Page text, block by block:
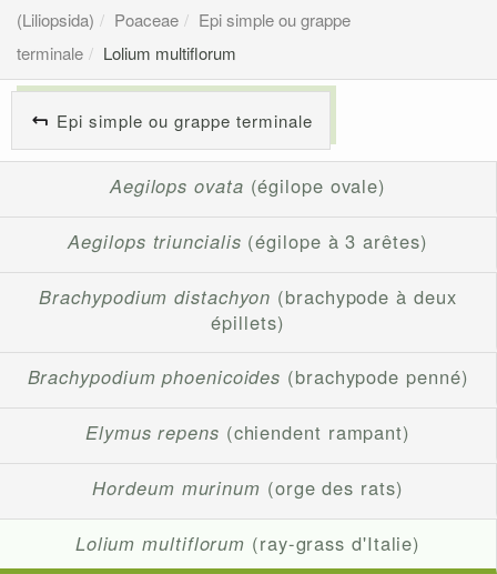
(Liliopsida)
Poaceae
Epi simple ou grappe
terminale
Lolium multiflorum
Epi simple ou grappe terminale
Aegilops ovata (égilope ovale)
Aegilops triuncialis (égilope à 3 arêtes)
Brachypodium distachyon (brachypode à deux
épillets)
Brachypodium phoenicoides (brachypode penné)
Elymus repens (chiendent rampant)
Hordeum murinum (orge des rats)
Lolium multiflorum (ray-grass d'Italie)